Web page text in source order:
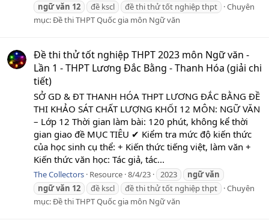
ngữvăn 12 đề kscl đề thi thử tốt nghiệp thpt
Chuyên
mục:Đề thi THPT Quốc gia môn Ngữ văn
Đề thi thử tốt nghiệp THPT 2023 môn Ngữ văn -
Lần 1 - THPT Lương Đắc Bằng - Thanh Hóa (giải chi
tiết)
SỞ GD & ĐT THANH HÓA THPT LƯƠNG ĐẮC BẰNG ĐỀ
THI KHẢO SÁT CHẤT LƯỢNG KHỐI 12 MÔN: NGỮ VĂN
– Lớp 12 Thời gian làm bài: 120 phút, không kể thời
gian giao đề MỤC TIÊU ✔ Kiểm tra mức độ kiến thức
của học sinh cụ thể: + Kiến thức tiếng việt, làm văn +
Kiến thức văn học: Tác giả, tác...
The Collectors Resource 8/4/23 2023 ngữvăn
ngữvăn 12 đề kscl đề thi thử tốt nghiệp thpt
Chuyên
mục:Đề thi THPT Quốc gia môn Ngữ văn